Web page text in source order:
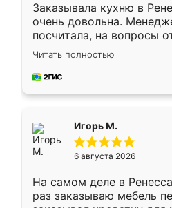
Заказывала кухню в
очень довольна.
посчитала, на вопросы
Замерщик приехал в
делу со всей
за день, ребята
Читать полностью
Игорь М.
6 августа 2026
На самом деле в
раз заказываю мебель